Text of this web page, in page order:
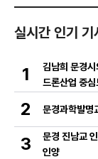
실시간 인기 기
1
김남희 문경
드론산업 중
2 문경과학발명
3
문경 진남교
인양